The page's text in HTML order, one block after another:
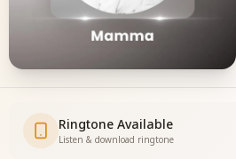
Ringtone Available
Listen & download ringtone